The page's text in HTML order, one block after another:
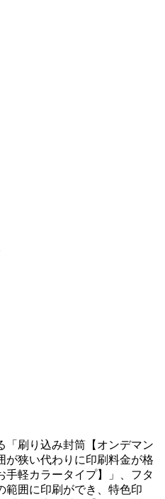
「刷り込み封筒【オンデマン
が狭い代わりに印刷料金が格
手軽カラータイプ】」、フタ
範囲に印刷ができ、特色印